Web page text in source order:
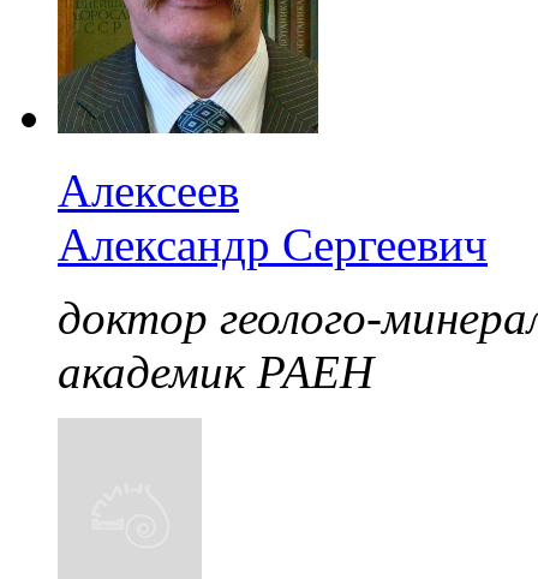
Алексеев
Александр Сергеевич
доктор геолого-
академик РАЕН